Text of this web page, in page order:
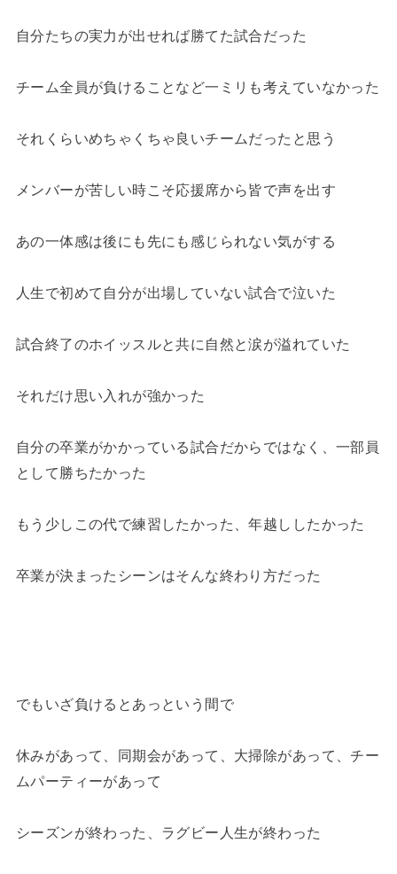
自分たちの実力が出せれば勝てた試合だった
チーム全員が負けることなど一ミリも考えていなかった
それくらいめちゃくちゃ良いチームだったと思う
メンバーが苦しい時こそ応援席から皆で声を出す
あの一体感は後にも先にも感じられない気がする
人生で初めて自分が出場していない試合で泣いた
試合終了のホイッスルと共に自然と涙が溢れていた
それだけ思い入れが強かった
自分の卒業がかかっている試合だからではなく、一部員
として勝ちたかった
もう少しこの代で練習したかった、年越ししたかった
卒業が決まったシーンはそんな終わり方だった
でもいざ負けるとあっという間で
休みがあって、同期会があって、大掃除があって、チー
ムパーティーがあって
シーズンが終わった、ラグビー人生が終わった